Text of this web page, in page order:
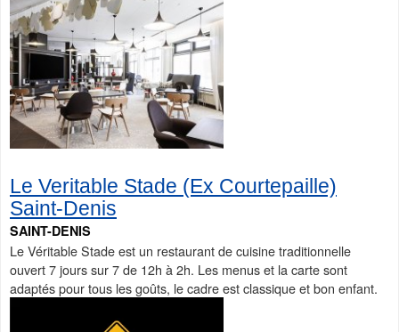
Le Veritable Stade (Ex Courtepaille)
Saint-Denis
SAINT-DENIS
Le Véritable Stade est un restaurant de cuisine traditionnelle
ouvert 7 jours sur 7 de 12h à 2h. Les menus et la carte sont
adaptés pour tous les goûts, le cadre est classique et bon enfant.